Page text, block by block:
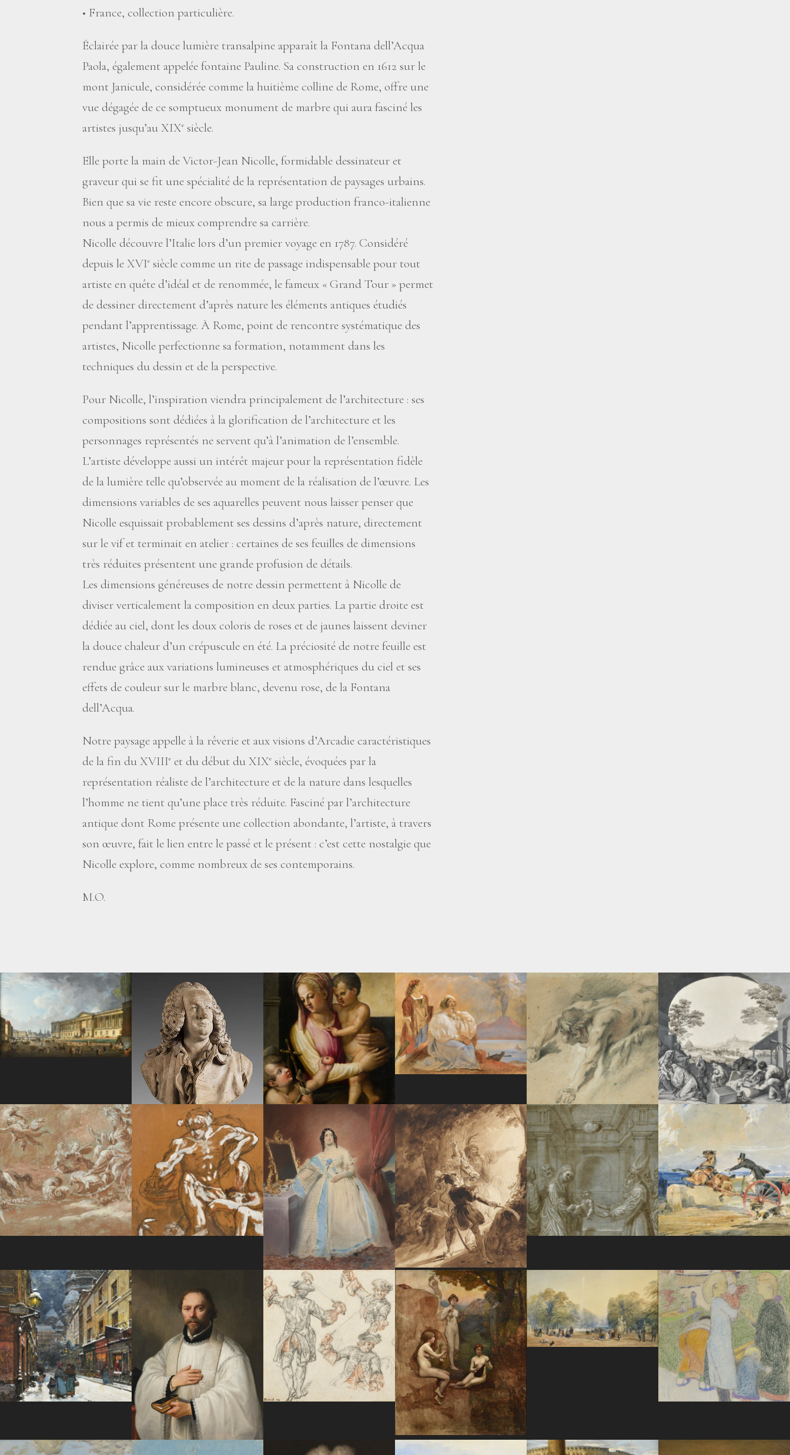
• France, collection particulière.
Éclairée par la douce lumière transalpine apparaît la Fontana dell’Acqua
Paola, également appelée fontaine Pauline. Sa construction en 1612 sur le
mont Janicule, considérée comme la huitième colline de Rome, offre une
vue dégagée de ce somptueux monument de marbre qui aura fasciné les
artistes jusqu’au XIXe siècle.
Elle porte la main de Victor-Jean Nicolle, formidable dessinateur et
graveur qui se fit une spécialité de la représentation de paysages urbains.
Bien que sa vie reste encore obscure, sa large production franco-italienne
nous a permis de mieux comprendre sa carrière.
Nicolle découvre l’Italie lors d’un premier voyage en 1787. Considéré
depuis le XVIe siècle comme un rite de passage indispensable pour tout
artiste en quête d’idéal et de renommée, le fameux « Grand Tour » permet
de dessiner directement d’après nature les éléments antiques étudiés
pendant l’apprentissage. À Rome, point de rencontre systématique des
artistes, Nicolle perfectionne sa formation, notamment dans les
techniques du dessin et de la perspective.
Pour Nicolle, l’inspiration viendra principalement de l’architecture : ses
compositions sont dédiées à la glorification de l’architecture et les
personnages représentés ne servent qu’à l’animation de l’ensemble.
L’artiste développe aussi un intérêt majeur pour la représentation fidèle
de la lumière telle qu’observée au moment de la réalisation de l’œuvre. Les
dimensions variables de ses aquarelles peuvent nous laisser penser que
Nicolle esquissait probablement ses dessins d’après nature, directement
sur le vif et terminait en atelier : certaines de ses feuilles de dimensions
très réduites présentent une grande profusion de détails.
Les dimensions généreuses de notre dessin permettent à Nicolle de
diviser verticalement la composition en deux parties. La partie droite est
dédiée au ciel, dont les doux coloris de roses et de jaunes laissent deviner
la douce chaleur d’un crépuscule en été. La préciosité de notre feuille est
rendue grâce aux variations lumineuses et atmosphériques du ciel et ses
effets de couleur sur le marbre blanc, devenu rose, de la Fontana
dell’Acqua.
Notre paysage appelle à la rêverie et aux visions d’Arcadie caractéristiques
de la fin du XVIIIe et du début du XIXe siècle, évoquées par la
représentation réaliste de l’architecture et de la nature dans lesquelles
l’homme ne tient qu’une place très réduite. Fasciné par l’architecture
antique dont Rome présente une collection abondante, l’artiste, à travers
son œuvre, fait le lien entre le passé et le présent : c’est cette nostalgie que
Nicolle explore, comme nombreux de ses contemporains.
M.O.